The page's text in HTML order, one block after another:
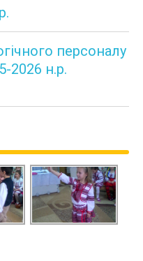
персоналу
2026 н.р.